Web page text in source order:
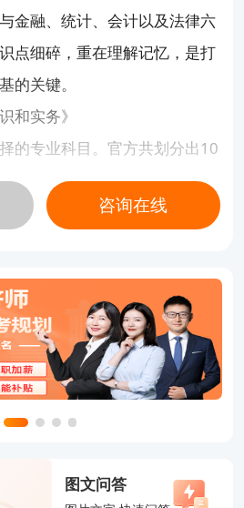
金融、统计、会计以及法律六
点细碎，重在理解记忆，是打
的关键。
和实务》
的专业科目。官方共划分出10
合自身的工作领域、职业规划
其一进行报考。这10个专业分
经济、旅游经济、建筑与房地
其中，工商管理和人力资源管
性强、备考难度相对较低的热
考试题型是什么？
目的具体题型与分值配比，是
程为客观题，无主观论述题，
咨询在线
图文问答